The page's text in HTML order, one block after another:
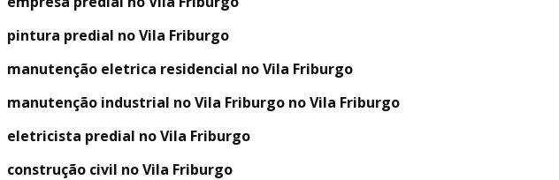
pintura predial no Vila Friburgo
manutenção eletrica residencial no Vila Friburgo
manutenção industrial no Vila Friburgo no Vila Friburgo
eletricista predial no Vila Friburgo
construção civil no Vila Friburgo